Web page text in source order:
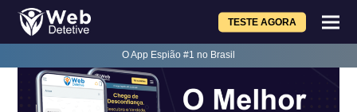
TESTE AGORA
O App Espião #1 no Brasil